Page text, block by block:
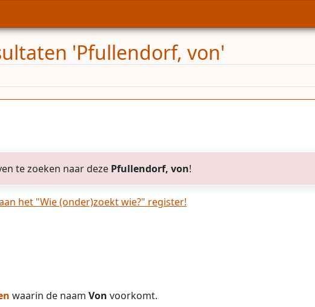
'Pfullendorf, von'
te zoeken naar deze Pfullendorf, von!
het "Wie (onder)zoekt wie?" register!
waarin de naam Von voorkomt.